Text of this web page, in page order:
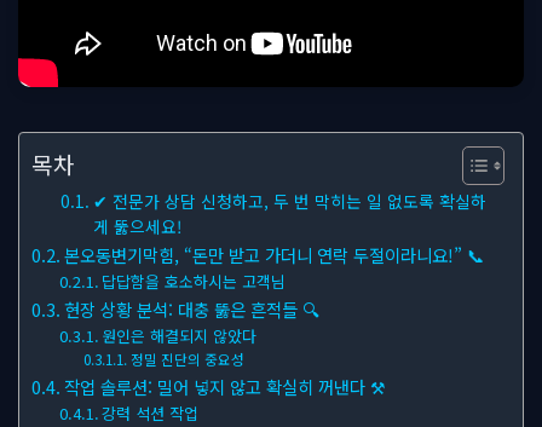
목차
✔ 전문가 상담 신청하고, 두 번 막히는 일 없도록 확실하
게 뚫으세요!
본오동변기막힘, “돈만 받고 가더니 연락 두절이라니요!” 📞
답답함을 호소하시는 고객님
현장 상황 분석: 대충 뚫은 흔적들 🔍
원인은 해결되지 않았다
정밀 진단의 중요성
작업 솔루션: 밀어 넣지 않고 확실히 꺼낸다 ⚒
강력 석션 작업